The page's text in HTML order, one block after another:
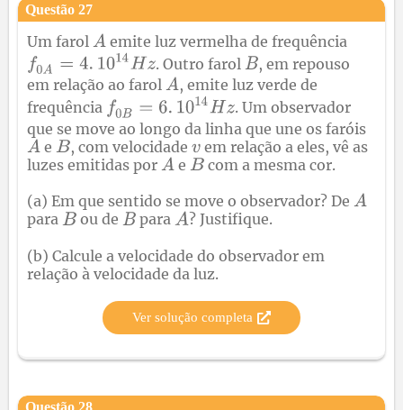
Questão 27
Um farol
emite luz vermelha de frequência
. Outro farol
, em repouso
em relação ao farol
, emite luz verde de
frequência
. Um observador
que se move ao longo da linha que une os faróis
e
, com velocidade
em relação a eles, vê as
luzes emitidas por
e com a mesma cor.
(a) Em que sentido se move o observador? De
para
ou de para
? Justifique.
(b) Calcule a velocidade do observador em
relação à velocidade da luz.
Ver solução completa
Questão 28